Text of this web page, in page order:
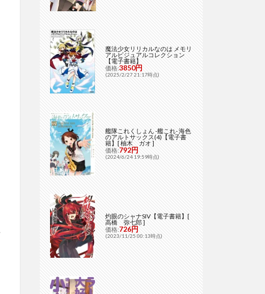
魔法少女リリカルなのは メモリ
アルビジュアルコレクション
【電子書籍】
価格:3850円
(2025/2/27 21:17時点)
艦隊これくしょん -艦これ- 海色
のアルトサックス(4)【電子書
籍】[ 柚木 ガオ ]
価格:792円
(2024/6/24 19:59時点)
灼眼のシャナSIV【電子書籍】[
高橋 弥七郎 ]
価格:726円
(2023/11/25 00:13時点)